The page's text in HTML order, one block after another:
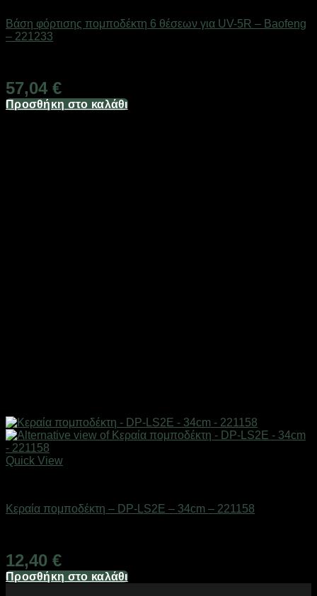
Βάση φόρτισης πομποδέκτη 6 θέσεων για UV-5R – Baofeng
– 221233
57,04 €
Προσθήκη στο καλάθι
Quick View
Κεραία πομποδέκτη – DP-LS2E – 34cm – 221158
12,40 €
Προσθήκη στο καλάθι